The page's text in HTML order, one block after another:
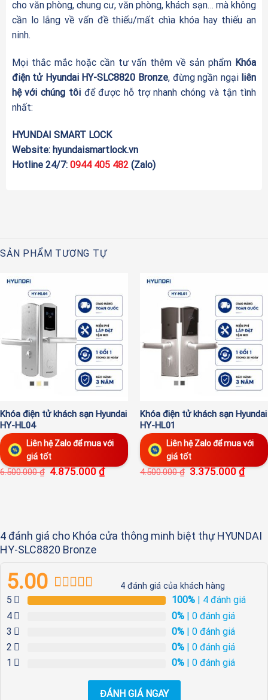
cho văn phòng, chung cư, văn phòng, khách sạn… mà không
cần lo lắng về vấn đề thiếu/mất chìa khóa hay thiếu an
ninh.
Mọi thắc mắc hoặc cần tư vấn thêm về sản phẩm Khóa
điện tử Hyundai HY-SLC8820 Bronze, đừng ngần ngại liên
hệ với chúng tôiđể được hỗ trợ nhanh chóng và tận tình
nhất:
HYUNDAI SMART LOCK
Website: hyundaismartlock.vn
Hotline 24/7: 0944 405 482(Zalo)
SẢN PHẨM TƯƠNG TỰ
Khóa điện tử khách sạn Hyundai
HY-HL04
Liên hệ Zalo để mua với
giá tốt
6.500.000₫ 4.875.000₫
Khóa điện tử khách sạn Hyundai
HY-HL01
Liên hệ Zalo để mua với
giá tốt
4.500.000₫ 3.375.000₫
4 đánh giá cho Khóa cửa thông minh biệt thự HYUNDAI
HY-SLC8820 Bronze
5.00
5.00trên 5
4
4 đánh giá của khách hàng
5 100% | 4 đánh giá
4
0% | 0 đánh giá
3
0% | 0 đánh giá
2
0% | 0 đánh giá
1
0% | 0 đánh giá
ĐÁNH GIÁ NGAY